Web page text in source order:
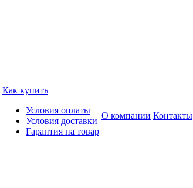
Как купить
Условия оплаты
Условия доставки
Гарантия на товар
О компании Контакты